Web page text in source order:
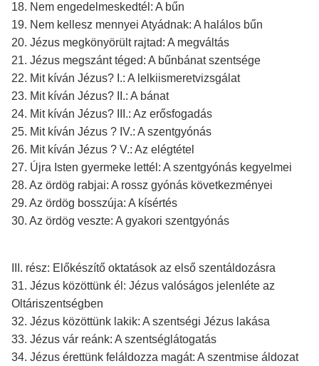
18. Nem engedelmeskedtél: A bűn
19. Nem kellesz mennyei Atyádnak: A halálos bűn
20. Jézus megkönyörült rajtad: A megváltás
21. Jézus megszánt téged: A bűnbánat szentsége
22. Mit kíván Jézus? I.: A lelkiismeretvizsgálat
23. Mit kíván Jézus? II.: A bánat
24. Mit kíván Jézus? III.: Az erősfogadás
25. Mit kíván Jézus ? IV.: A szentgyónás
26. Mit kíván Jézus ? V.: Az elégtétel
27. Újra Isten gyermeke lettél: A szentgyónás kegyelmei
28. Az ördög rabjai: A rossz gyónás következményei
29. Az ördög bosszúja: A kísértés
30. Az ördög veszte: A gyakori szentgyónás
III. rész: Előkészítő oktatások az első szentáldozásra
31. Jézus közöttünk él: Jézus valóságos jelenléte az
Oltáriszentségben
32. Jézus közöttünk lakik: A szentségi Jézus lakása
33. Jézus vár reánk: A szentséglátogatás
34. Jézus érettünk feláldozza magát: A szentmise áldozat